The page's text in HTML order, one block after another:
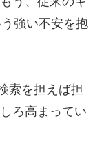
強い不安を抱
索を担えば担
ろ高まってい